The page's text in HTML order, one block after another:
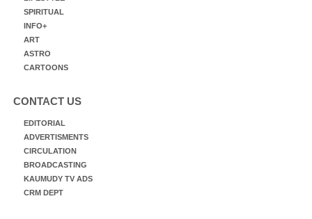
SPIRITUAL
INFO+
ART
ASTRO
CARTOONS
CONTACT US
EDITORIAL
ADVERTISMENTS
CIRCULATION
BROADCASTING
KAUMUDY TV ADS
CRM DEPT